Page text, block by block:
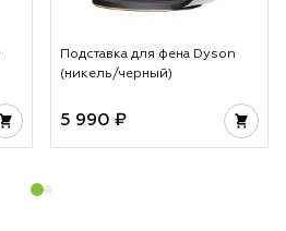
не просто
стабильности
Подставка для фена Dyson
(никель/черный)
5 990 ₽